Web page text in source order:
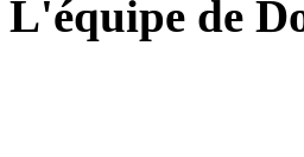
L'équipe de